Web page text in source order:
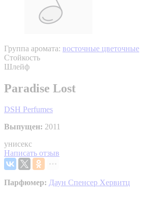
Группа аромата: восточные цветочные
Стойкость
Шлейф
Paradise Lost
DSH Perfumes
Выпущен: 2011
унисекс
Написать отзыв
Парфюмер: Даун Спенсер Хервитц